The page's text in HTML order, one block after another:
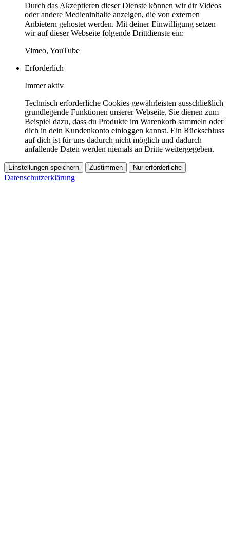
Durch das Akzeptieren dieser Dienste können wir dir Videos
oder andere Medieninhalte anzeigen, die von externen
Anbietern gehostet werden. Mit deiner Einwilligung setzen
wir auf dieser Webseite folgende Drittdienste ein:
Vimeo, YouTube
Erforderlich
Immer aktiv
Technisch erforderliche Cookies gewährleisten ausschließlich
grundlegende Funktionen unserer Webseite. Sie dienen zum
Beispiel dazu, dass du Produkte im Warenkorb sammeln oder
dich in dein Kundenkonto einloggen kannst. Ein Rückschluss
auf dich ist für uns dadurch nicht möglich und dadurch
anfallende Daten werden niemals an Dritte weitergegeben.
Einstellungen speichern Zustimmen Nur erforderliche
Datenschutzerklärung